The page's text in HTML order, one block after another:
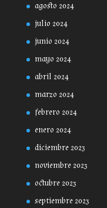
agosto 2024
julio 2024
junio 2024
mayo 2024
abril 2024
marzo 2024
febrero 2024
enero 2024
diciembre 2023
noviembre 2023
octubre 2023
septiembre 2023